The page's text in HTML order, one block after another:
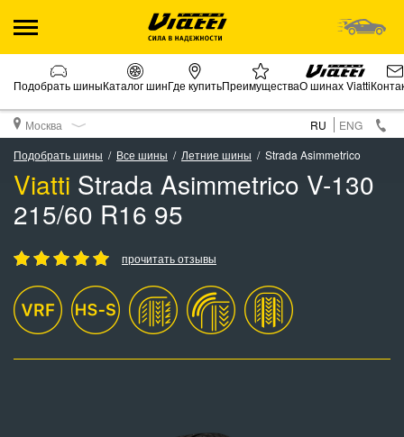
Подобрать шиныКаталог шинГде купитьПреимуществаО шинах Viatti
Москва RU
ENG
Подобрать шины
Все шины Летние шины Strada Asimmetrico
Viatti Strada Asimmetrico V-130
215/60 R16 95
прочитать отзывы